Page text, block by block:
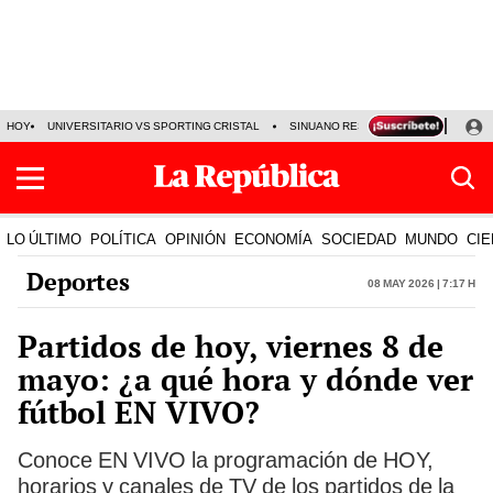
HOY UNIVERSITARIO VS SPORTING CRISTAL SINUANO RESULTADOS HOY
LO ÚLTIMO POLÍTICA OPINIÓN ECONOMÍA SOCIEDAD MUNDO
Deportes 08 May 2026 | 7:17 h
Partidos de hoy, viernes 8 de
mayo: ¿a qué hora y dónde ver
fútbol EN VIVO?
Conoce EN VIVO la programación de HOY,
horarios y canales de TV de los partidos de la